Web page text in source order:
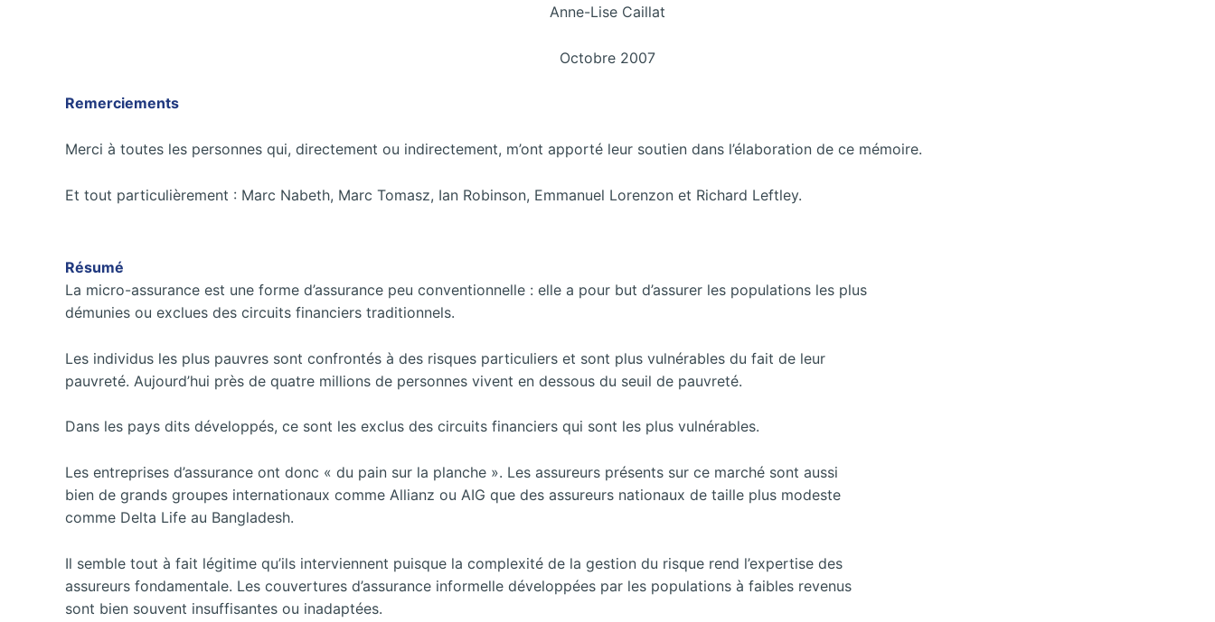
Anne-Lise Caillat
Octobre 2007
Remerciements
Merci à toutes les personnes qui, directement ou indirectement, m’ont apporté leur soutien dans l’élaboration de ce mémoire.
Et tout particulièrement : Marc Nabeth, Marc Tomasz, Ian Robinson, Emmanuel Lorenzon et Richard Leftley.
Résumé
La micro-assurance est une forme d’assurance peu conventionnelle : elle a pour but d’assurer les populations les plus
démunies ou exclues des circuits financiers traditionnels.
Les individus les plus pauvres sont confrontés à des risques particuliers et sont plus vulnérables du fait de leur
pauvreté. Aujourd’hui près de quatre millions de personnes vivent en dessous du seuil de pauvreté.
Dans les pays dits développés, ce sont les exclus des circuits financiers qui sont les plus vulnérables.
Les entreprises d’assurance ont donc « du pain sur la planche ». Les assureurs présents sur ce marché sont aussi
bien de grands groupes internationaux comme Allianz ou AIG que des assureurs nationaux de taille plus modeste
comme Delta Life au Bangladesh.
Il semble tout à fait légitime qu’ils interviennent puisque la complexité de la gestion du risque rend l’expertise des
assureurs fondamentale. Les couvertures d’assurance informelle développées par les populations à faibles revenus
sont bien souvent insuffisantes ou inadaptées.